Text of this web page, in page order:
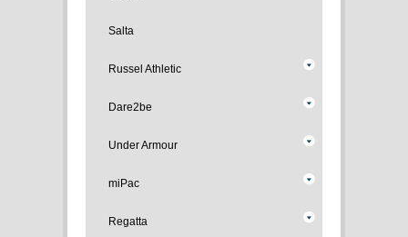
Salta
Russel Athletic
Dare2be
Under Armour
miPac
Regatta